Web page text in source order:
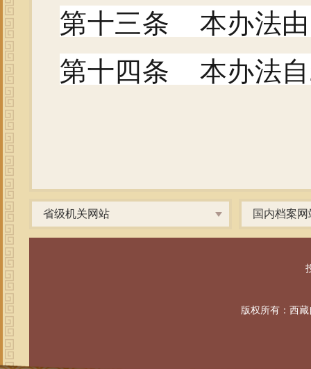
第十三条 本办法由
第十四条 本办法
省级机关网站 国内档案网
版权所有：西